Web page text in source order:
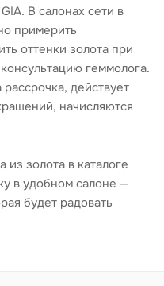
В салонах сети в
примерить
оттенки золота при
геммолога.
действует
начисляются
золота в каталоге
в удобном салоне —
будет радовать